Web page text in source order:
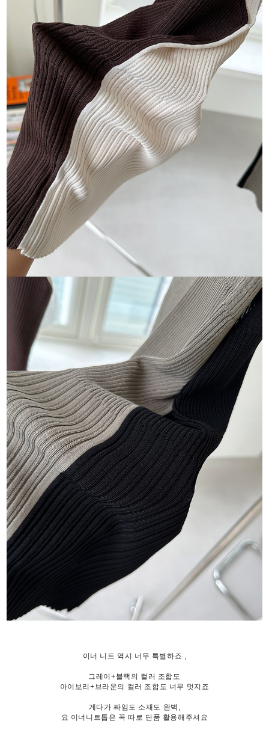
이너 니트 역시 너무 특별하죠 ,
그레이+블랙의 컬러 조합도
아이보리+브라운의 컬러 조합도 너무 멋지죠
게다가 짜임도 소재도 완벽,
요 이너니트톱은 꼭 따로 단품 활용해주셔요